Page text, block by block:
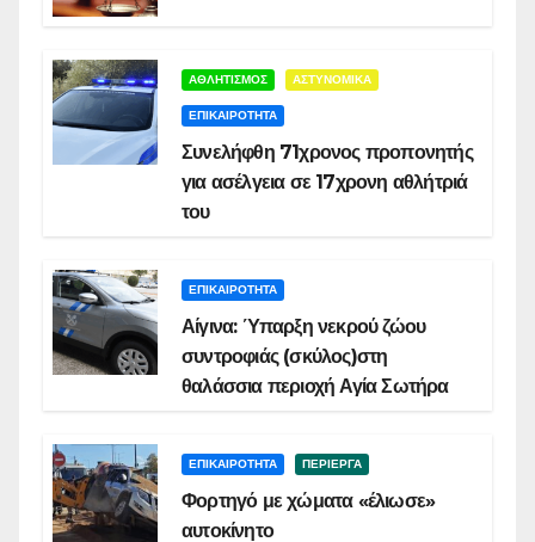
ΑΘΛΗΤΙΣΜΟΣ ΑΣΤΥΝΟΜΙΚΑ
ΕΠΙΚΑΙΡΟΤΗΤΑ
Συνελήφθη 71χρονος προπονητής
για ασέλγεια σε 17χρονη αθλήτριά
του
ΕΠΙΚΑΙΡΟΤΗΤΑ
Αίγινα: Ύπαρξη νεκρού ζώου
συντροφιάς (σκύλος)στη
θαλάσσια περιοχή Αγία Σωτήρα
ΕΠΙΚΑΙΡΟΤΗΤΑ ΠΕΡΙΕΡΓΑ
Φορτηγό με χώματα «έλιωσε»
αυτοκίνητο